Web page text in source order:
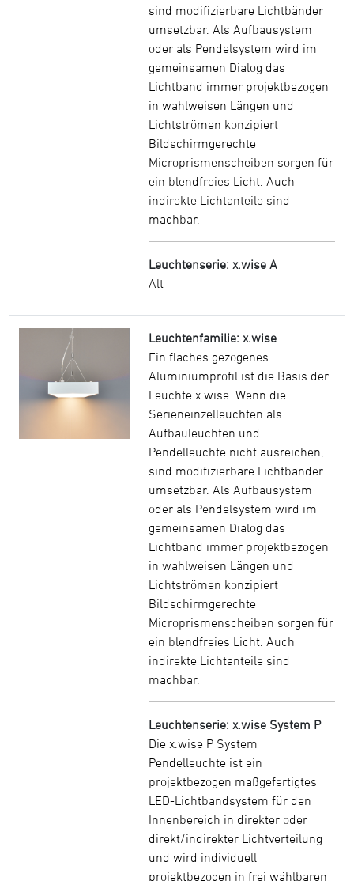
sind modifizierbare Lichtbänder
umsetzbar. Als Aufbausystem
oder als Pendelsystem wird im
gemeinsamen Dialog das
Lichtband immer projektbezogen
in wahlweisen Längen und
Lichtströmen konzipiert
Bildschirmgerechte
Microprismenscheiben sorgen für
ein blendfreies Licht. Auch
indirekte Lichtanteile sind
machbar.
Leuchtenserie: x.wise A
Alt
Leuchtenfamilie: x.wise
Ein flaches gezogenes
Aluminiumprofil ist die Basis der
Leuchte x.wise. Wenn die
Serieneinzelleuchten als
Aufbauleuchten und
Pendelleuchte nicht ausreichen,
sind modifizierbare Lichtbänder
umsetzbar. Als Aufbausystem
oder als Pendelsystem wird im
gemeinsamen Dialog das
Lichtband immer projektbezogen
in wahlweisen Längen und
Lichtströmen konzipiert
Bildschirmgerechte
Microprismenscheiben sorgen für
ein blendfreies Licht. Auch
indirekte Lichtanteile sind
machbar.
Leuchtenserie: x.wise System P
Die x.wise P System
Pendelleuchte ist ein
projektbezogen maßgefertigtes
LED-Lichtbandsystem für den
Innenbereich in direkter oder
direkt/indirekter Lichtverteilung
und wird individuell
projektbezogen in frei wählbaren